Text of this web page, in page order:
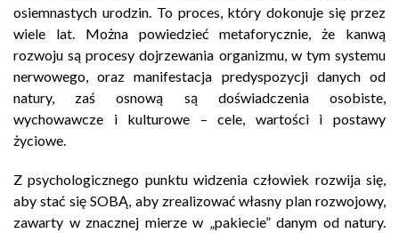
osiemnastych urodzin. To proces, który dokonuje się przez
wiele lat. Można powiedzieć metaforycznie, że kanwą
rozwoju są procesy dojrzewania organizmu, w tym systemu
nerwowego, oraz manifestacja predyspozycji danych od
natury, zaś osnową są doświadczenia osobiste,
wychowawcze i kulturowe – cele, wartości i postawy
życiowe.
Z psychologicznego punktu widzenia człowiek rozwija się,
aby stać się SOBĄ, aby zrealizować własny plan rozwojowy,
zawarty w znacznej mierze w „pakiecie” danym od natury.